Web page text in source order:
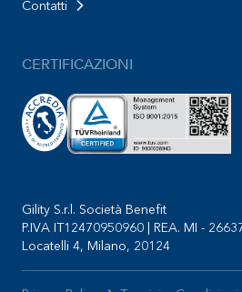
Contatti
CERTIFICAZIONI
Gility S.r.l. Società Benefit
P.IVA IT12470950960 | REA. MI -
Locatelli 4, Milano, 20124